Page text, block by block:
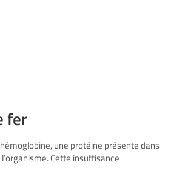
fer
une protéine présente dans
Cette insuffisance